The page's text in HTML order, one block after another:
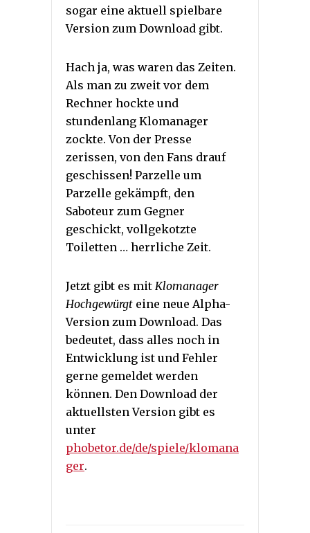
sogar eine aktuell spielbare
Version zum Download gibt.
Hach ja, was waren das Zeiten.
Als man zu zweit vor dem
Rechner hockte und
stundenlang Klomanager
zockte. Von der Presse
zerissen, von den Fans drauf
geschissen! Parzelle um
Parzelle gekämpft, den
Saboteur zum Gegner
geschickt, vollgekotzte
Toiletten … herrliche Zeit.
Jetzt gibt es mit Klomanager
Hochgewürgt eine neue Alpha-
Version zum Download. Das
bedeutet, dass alles noch in
Entwicklung ist und Fehler
gerne gemeldet werden
können. Den Download der
aktuellsten Version gibt es
unter
phobetor.de/de/spiele/klomana
ger.